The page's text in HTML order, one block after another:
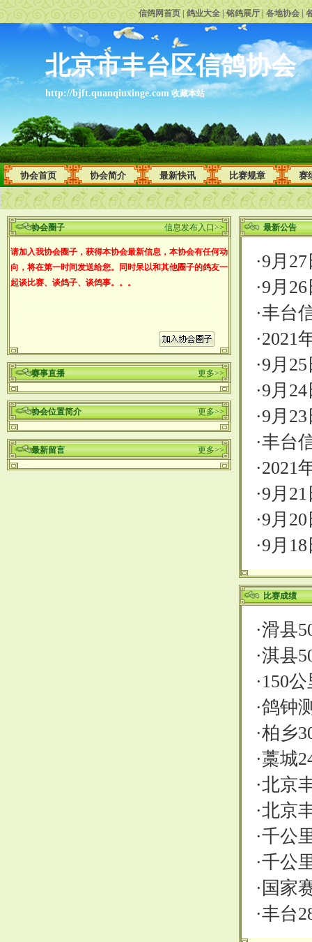
信鸽网首页|鸽业大全|铭鸽展厅|各地协会|
北京市丰台区信鸽协会
http://bjft.quanqiuxinge.com 收藏本站
协会首页 协会简介 最新快讯 比赛规章 赛
信息发布入口>>
协会圈子
请加入我协会圈子，获得本协会最新信息，本协会有任何动
向，将在第一时间发送给您。同时呆以和其他圈子的鸽友一
起谈比赛、谈鸽子、谈鸽事。。。
更多>>
赛事直播
更多>>
协会位置简介
更多>>
最新留言
最新公告
·9月
·9月
·丰台
·2021
·9月
·9月
·9月
·丰台
·2021
·9月
·9月
·9月
比赛成绩
·滑县
·淇县
·150
·鸽钟
·柏乡
·藁城
·北京
·北京
·千公
·千公
· 国家
·丰台